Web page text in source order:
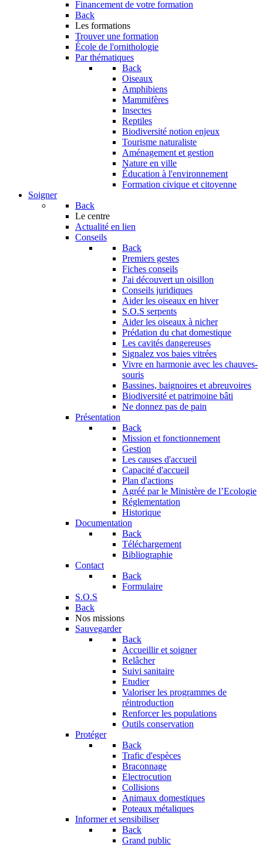
Financement de votre formation
Back
Les formations
Trouver une formation
École de l'ornithologie
Par thématiques
Back
Oiseaux
Amphibiens
Mammifères
Insectes
Reptiles
Biodiversité notion enjeux
Tourisme naturaliste
Aménagement et gestion
Nature en ville
Éducation à l'environnement
Formation civique et citoyenne
Soigner
Back
Le centre
Actualité en lien
Conseils
Back
Premiers gestes
Fiches conseils
J'ai découvert un oisillon
Conseils juridiques
Aider les oiseaux en hiver
S.O.S serpents
Aider les oiseaux à nicher
Prédation du chat domestique
Les cavités dangereuses
Signalez vos baies vitrées
Vivre en harmonie avec les chauves-
souris
Bassines, baignoires et abreuvoires
Biodiversité et patrimoine bâti
Ne donnez pas de pain
Présentation
Back
Mission et fonctionnement
Gestion
Les causes d'accueil
Capacité d'accueil
Plan d'actions
Agréé par le Ministère de l’Ecologie
Réglementation
Historique
Documentation
Back
Téléchargement
Bibliographie
Contact
Back
Formulaire
S.O.S
Back
Nos missions
Sauvegarder
Back
Accueillir et soigner
Relâcher
Suivi sanitaire
Etudier
Valoriser les programmes de
réintroduction
Renforcer les populations
Outils conservation
Protéger
Back
Trafic d'espèces
Braconnage
Electrocution
Collisions
Animaux domestiques
Poteaux métaliques
Informer et sensibiliser
Back
Grand public